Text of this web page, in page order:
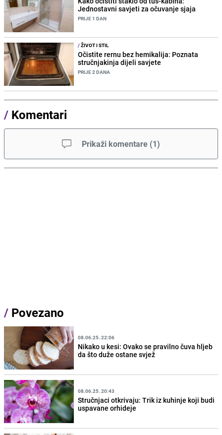
Jednostavni savjeti za očuvanje sjaja
PRIJE 1 DAN
/ŽIVOT I STIL
Očistite rernu bez hemikalija: Poznata
stručnjakinja dijeli savjete
PRIJE 2 DANA
/ Komentari
Prikaži komentare (1)
/ Povezano
08.06.25. 22:06
Nikako u kesi: Ovako se pravilno čuva hljeb
da što duže ostane svjež
08.06.25. 20:43
Stručnjaci otkrivaju: Trik iz kuhinje koji budi
uspavane orhideje